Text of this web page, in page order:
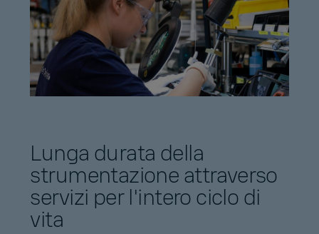
Lunga durata della
strumentazione attraverso
servizi per l'intero ciclo di
vita